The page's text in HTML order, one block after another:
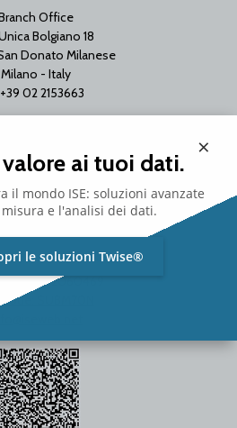
Office
Bolgiano 18
Donato Milanese
Milano - Italy
02 2153663
01642060469
Code: SUBM70N
×
ai tuoi dati.
il mondo ISE: soluzioni avanzate
e l'analisi dei dati.
le soluzioni Twise®